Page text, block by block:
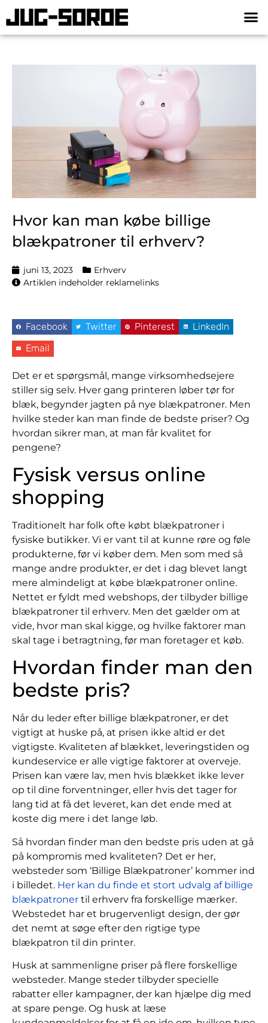
Hvor kan man købe billige
blækpatroner til erhverv?
juni 13, 2023
Erhverv
Artiklen indeholder reklamelinks
Facebook Twitter Pinterest
LinkedIn
Email
Det er et spørgsmål, mange virksomhedsejere
stiller sig selv. Hver gang printeren løber tør for
blæk, begynder jagten på nye blækpatroner. Men
hvilke steder kan man finde de bedste priser? Og
hvordan sikrer man, at man får kvalitet for
pengene?
Fysisk versus online
shopping
Traditionelt har folk ofte købt blækpatroner i
fysiske butikker. Vi er vant til at kunne røre og føle
produkterne, før vi køber dem. Men som med så
mange andre produkter, er det i dag blevet langt
mere almindeligt at købe blækpatroner online.
Nettet er fyldt med webshops, der tilbyder billige
blækpatroner til erhverv. Men det gælder om at
vide, hvor man skal kigge, og hvilke faktorer man
skal tage i betragtning, før man foretager et køb.
Hvordan finder man den
bedste pris?
Når du leder efter billige blækpatroner, er det
vigtigt at huske på, at prisen ikke altid er det
vigtigste. Kvaliteten af blækket, leveringstiden og
kundeservice er alle vigtige faktorer at overveje.
Prisen kan være lav, men hvis blækket ikke lever
op til dine forventninger, eller hvis det tager for
lang tid at få det leveret, kan det ende med at
koste dig mere i det lange løb.
Så hvordan finder man den bedste pris uden at gå
på kompromis med kvaliteten? Det er her,
websteder som ‘Billige Blækpatroner’ kommer ind
i billedet. Her kan du finde et stort udvalg af billige
blækpatroner til erhverv fra forskellige mærker.
Webstedet har et brugervenligt design, der gør
det nemt at søge efter den rigtige type
blækpatron til din printer.
Husk at sammenligne priser på flere forskellige
websteder. Mange steder tilbyder specielle
rabatter eller kampagner, der kan hjælpe dig med
at spare penge. Og husk at læse